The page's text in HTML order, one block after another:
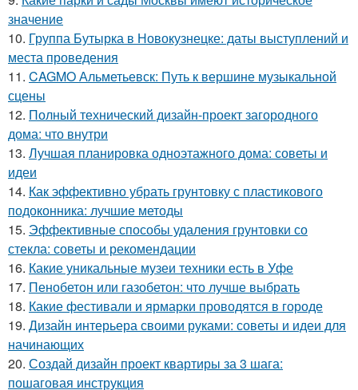
значение
10. Группа Бутырка в Новокузнецке: даты выступлений и
места проведения
11. CAGMO Альметьевск: Путь к вершине музыкальной
сцены
12. Полный технический дизайн-проект загородного
дома: что внутри
13. Лучшая планировка одноэтажного дома: советы и
идеи
14. Как эффективно убрать грунтовку с пластикового
подоконника: лучшие методы
15. Эффективные способы удаления грунтовки со
стекла: советы и рекомендации
16. Какие уникальные музеи техники есть в Уфе
17. Пенобетон или газобетон: что лучше выбрать
18. Какие фестивали и ярмарки проводятся в городе
19. Дизайн интерьера своими руками: советы и идеи для
начинающих
20. Создай дизайн проект квартиры за 3 шага:
пошаговая инструкция